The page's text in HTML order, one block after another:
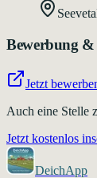
Bewerbung
Jetzt
Auch eine Stelle
Jetzt kostenlos
DeichApp